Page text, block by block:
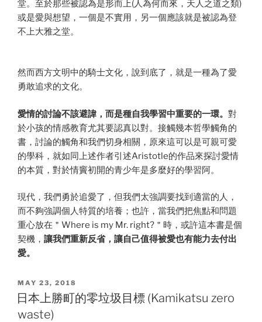
堂。至於那些被認為是形而上(人為何而來，天人之道之類)
或是愛與想望，一個是不實用，另一個應該就是被認為登
不上大雅之堂。
然而西方文明中的騎士文化，說到底了，就是一種為了愛
勇敢追求的文化。
愛情的討論不該避諱，而是種自我學習中重要的一環。 對
於小孩的情感教育尤其要認真以對。接觸幾本哲學觸角的
書，討論的觸角和我們切身相關，原來這可以是可親可愛
的學科，就如同上述作者引述Aristotle的作品來探討愛情
的本質，對於情竇初開的青少年是多麼好的學習阿。
現代，我們勇於追愛了，但我們太強調要找到適當的人，
而不夠強調個人特質的培養；也許，當我們把焦點和問題
重心放在＂Where is my Mr. right?＂時，或許這本書是個
契機， 讓我們重新反省，讓自己值得被愛也有能力去付出
愛。
POSTED
ON
MAY 23, 2018
日本上勝町的零垃圾目標 (Kamikatsu zero
waste)